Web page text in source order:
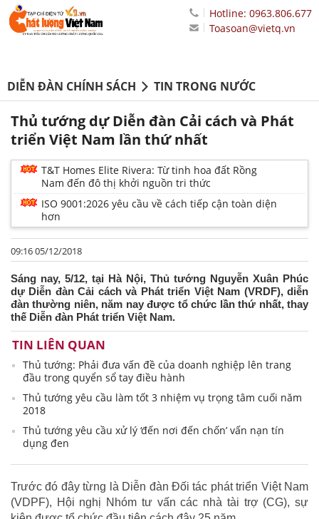
Hotline: 0963.806.677
Toasoan@vietq.vn
DIỄN ĐÀN CHÍNH SÁCH TIN TRONG NƯỚC
Thủ tướng dự Diễn đàn Cải cách và Phát
triển Việt Nam lần thứ nhất
T&T Homes Elite Rivera: Từ tinh hoa đất Rồng
Nam đến đô thị khởi nguồn tri thức
ISO 9001:2026 yêu cầu về cách tiếp cận toàn diện
hơn
09:16 05/12/2018
Sáng nay, 5/12, tại Hà Nội, Thủ tướng Nguyễn Xuân Phúc
dự Diễn đàn Cải cách và Phát triển Việt Nam (VRDF), diễn
đàn thường niên, năm nay được tổ chức lần thứ nhất, thay
thế Diễn đàn Phát triển Việt Nam.
TIN LIÊN QUAN
Thủ tướng: Phải đưa vấn đề của doanh nghiệp lên trang
đầu trong quyển sổ tay điều hành
Thủ tướng yêu cầu làm tốt 3 nhiệm vụ trọng tâm cuối năm
2018
Thủ tướng yêu cầu xử lý ‘đến nơi đến chốn’ vấn nạn tín
dụng đen
Trước đó đây từng là Diễn đàn Đối tác phát triển Việt Nam
(VDPF), Hội nghị Nhóm tư vấn các nhà tài trợ (CG), sự